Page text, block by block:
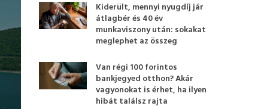
Kiderült, mennyi nyugdíj jár
átlagbér és 40 év
munkaviszony után: sokakat
meglephet az összeg
Van régi 100 forintos
bankjegyed otthon? Akár
vagyonokat is érhet, ha ilyen
hibát találsz rajta